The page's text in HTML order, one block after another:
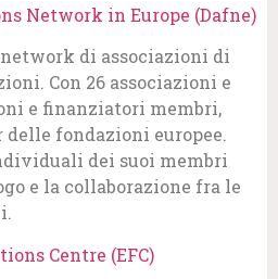
Network in Europe (Dafne)
di associazioni di
Con 26 associazioni e
e finanziatori membri,
delle fondazioni europee.
dei suoi membri
e la collaborazione fra le
Centre (EFC)